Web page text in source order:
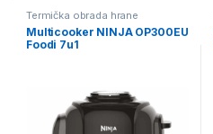
Termička obrada hrane
Multicooker NINJA OP300EU
Foodi 7u1